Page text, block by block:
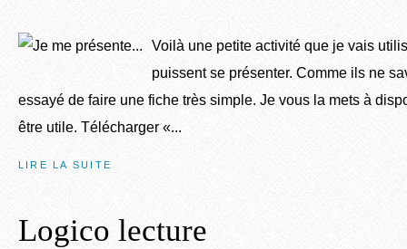
Voilà une petite activité que je vais
puissent se présenter. Comme ils ne
essayé de faire une fiche très simple. Je vous la mets à
être utile. Télécharger «...
LIRE LA SUITE
Logico lecture